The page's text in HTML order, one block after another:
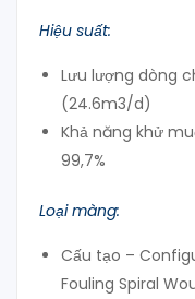
Hiệu suất:
Lưu lượng dòng
(24.6m3/d)
Khả năng khử
99,7%
Loại màng:
Cấu tạo –
Fouling Spiral